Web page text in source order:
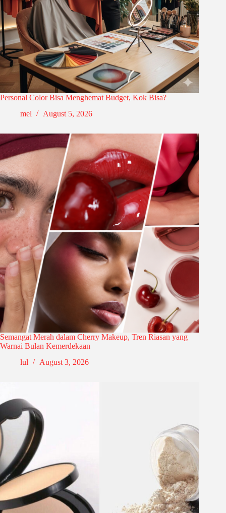
Personal Color Bisa Menghemat Budget, Kok Bisa?
mel
August 5, 2026
Semangat Merah dalam Cherry Makeup, Tren Riasan yang
Warnai Bulan Kemerdekaan
lul
August 3, 2026